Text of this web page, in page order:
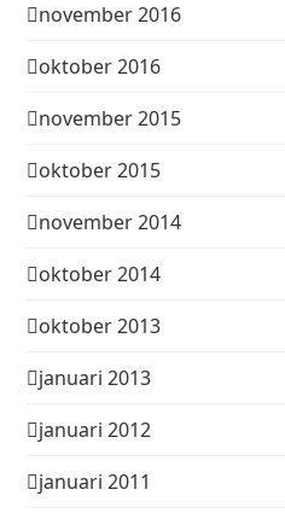
november 2016
oktober 2016
november 2015
oktober 2015
november 2014
oktober 2014
oktober 2013
januari 2013
januari 2012
januari 2011